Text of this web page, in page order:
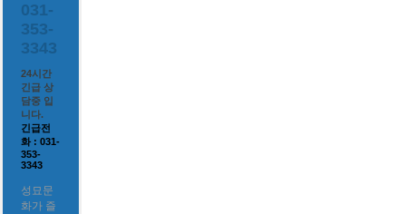
031-
353-
3343
24시간
긴급 상
담중 입
니다.
긴급전
화 : 031-
353-
3343
성묘문
화가 즐